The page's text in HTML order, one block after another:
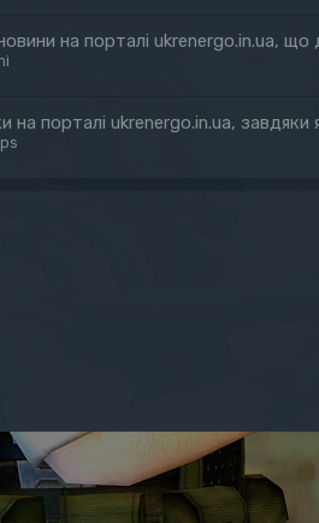
на порталі ukrenergo.in.ua, що
на порталі ukrenergo.in.ua,